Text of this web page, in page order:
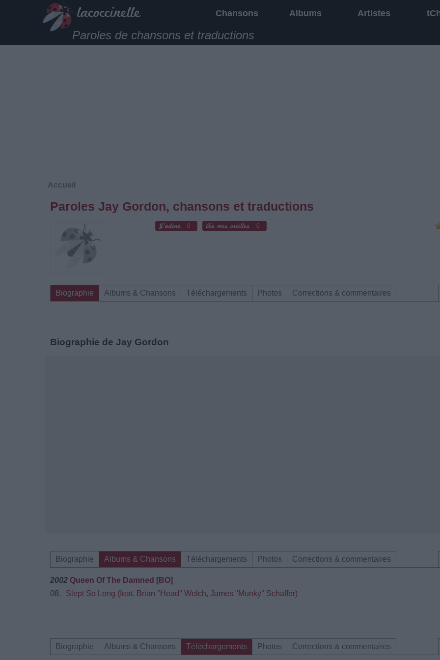
Chansons Albums Artistes
Paroles de chansons et traductions
Accueil
Paroles Jay Gordon, chansons et traductions
0 0
Biographie Albums & Chansons Téléchargements Photos Corrections & commentaires
Biographie de Jay Gordon
Biographie Albums & Chansons Téléchargements Photos Corrections & commentaires
2002 Queen Of The Damned [BO]
08.
Slept So Long (feat. Brian "Head" Welch, James "Munky" Schaffer)
Biographie Albums & Chansons Téléchargements Photos Corrections & commentaires